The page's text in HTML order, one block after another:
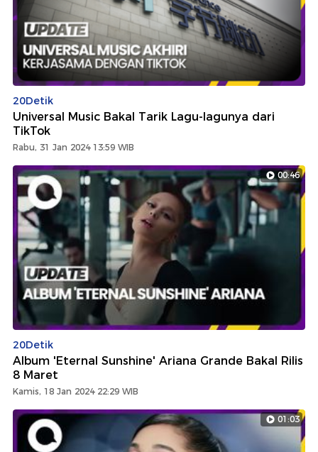
20Detik
Universal Music Bakal Tarik Lagu-lagunya dari
TikTok
Rabu, 31 Jan 2024 13:59 WIB
00:46
20Detik
Album 'Eternal Sunshine' Ariana Grande Bakal Rilis
8 Maret
Kamis, 18 Jan 2024 22:29 WIB
01:03